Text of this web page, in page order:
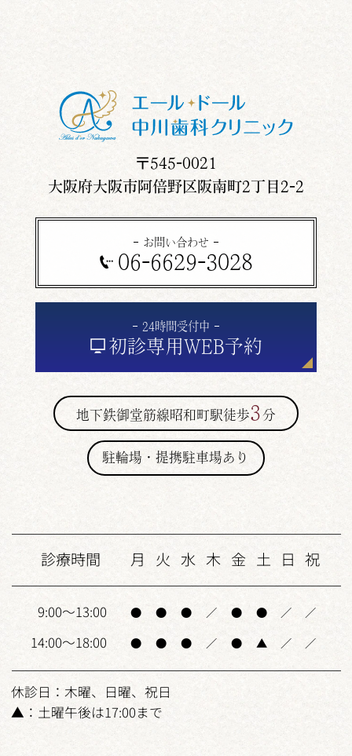
〒545-0021
大阪府大阪市阿倍野区阪南町2丁目2-2
お問い合わせ
06-6629-3028
24時間受付中
初診専用WEB予約
地下鉄御堂筋線昭和町駅徒歩3分
駐輪場・提携駐車場あり
診療時間 月 火 水 木 金 土 日 祝
9:00～13:00 ● ● ● ／ ● ● ／ ／
14:00～18:00 ● ● ● ／ ● ▲ ／ ／
休診日：木曜、日曜、祝日
▲：土曜午後は17:00まで